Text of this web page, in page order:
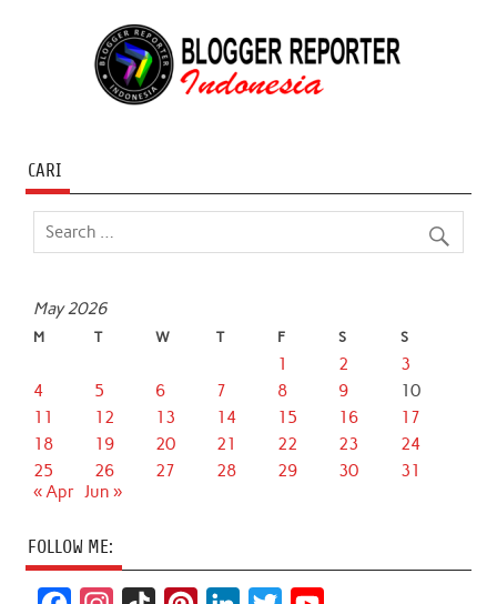
CARI
May 2026
M T W T F S S
1 2
3
4
5 6 7 8 9
10
11
12 13 14 15 16
17
18
19 20 21 22 23
24
25
26 27 28 29 30
31
« Apr Jun »
FOLLOW ME: